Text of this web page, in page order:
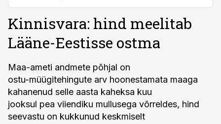
Kinnisvara: hind meelitab
Lääne-Eestisse ostma
Maa-ameti andmete põhjal on
ostu-müügitehingute arv hoonestamata maaga
kahanenud selle aasta kaheksa kuu
jooksul pea viiendiku mullusega võrreldes, hind
seevastu on kukkunud keskmiselt